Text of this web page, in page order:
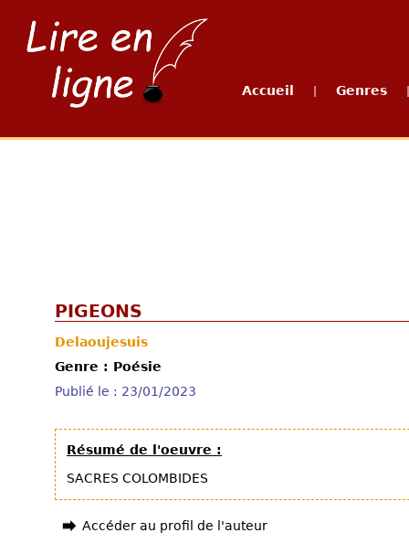
Accueil Genres
PIGEONS
Delaoujesuis
Genre : Poésie
Publié le : 23/01/2023
Résumé de l'oeuvre :
SACRES COLOMBIDES
Accéder au profil de l'auteur